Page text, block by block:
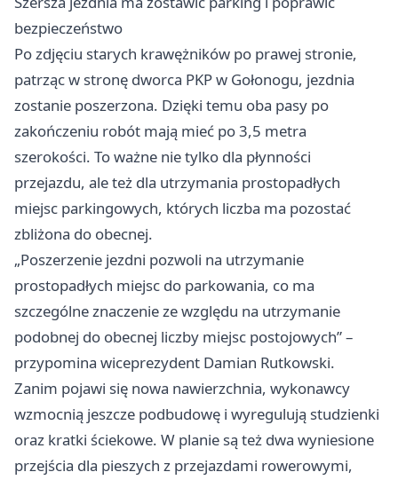
bezpieczeństwo
Po zdjęciu starych krawężników po prawej stronie,
patrząc w stronę dworca PKP w Gołonogu, jezdnia
zostanie poszerzona. Dzięki temu oba pasy po
zakończeniu robót mają mieć po 3,5 metra
szerokości. To ważne nie tylko dla płynności
przejazdu, ale też dla utrzymania prostopadłych
miejsc parkingowych, których liczba ma pozostać
zbliżona do obecnej.
„Poszerzenie jezdni pozwoli na utrzymanie
prostopadłych miejsc do parkowania, co ma
szczególne znaczenie ze względu na utrzymanie
podobnej do obecnej liczby miejsc postojowych” –
przypomina wiceprezydent Damian Rutkowski.
Zanim pojawi się nowa nawierzchnia, wykonawcy
wzmocnią jeszcze podbudowę i wyregulują studzienki
oraz kratki ściekowe. W planie są też dwa wyniesione
przejścia dla pieszych z przejazdami rowerowymi,